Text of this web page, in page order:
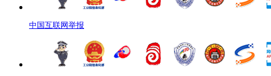
中国互联网举报